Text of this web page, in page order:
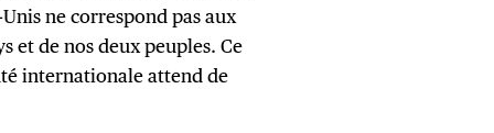
ne correspond pas aux
et de nos deux peuples. Ce
internationale attend de